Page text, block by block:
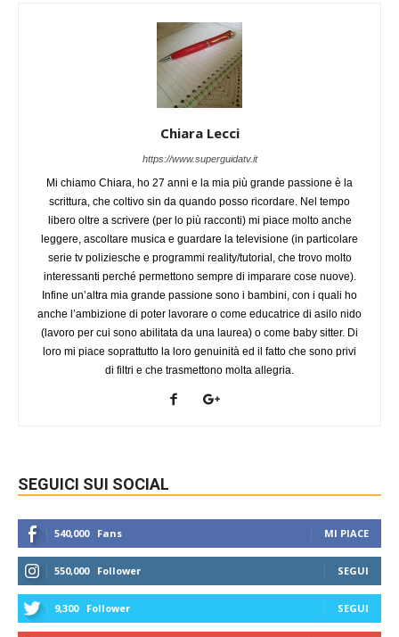
Chiara Lecci
https://www.superguidatv.it
Mi chiamo Chiara, ho 27 anni e la mia più grande passione è la
scrittura, che coltivo sin da quando posso ricordare. Nel tempo
libero oltre a scrivere (per lo più racconti) mi piace molto anche
leggere, ascoltare musica e guardare la televisione (in particolare
serie tv poliziesche e programmi reality/tutorial, che trovo molto
interessanti perché permettono sempre di imparare cose nuove).
Infine un’altra mia grande passione sono i bambini, con i quali ho
anche l’ambizione di poter lavorare o come educatrice di asilo nido
(lavoro per cui sono abilitata da una laurea) o come baby sitter. Di
loro mi piace soprattutto la loro genuinità ed il fatto che sono privi
di filtri e che trasmettono molta allegria.
SEGUICI SUI SOCIAL
540,000 Fans MI PIACE
550,000 Follower SEGUI
9,300 Follower SEGUI